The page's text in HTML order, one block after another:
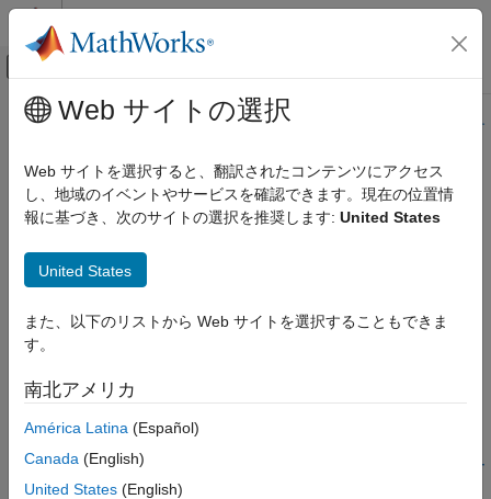
コンテンツへスキップ
オフキャンバス ナビゲーション メ
ドキュメンテーションのホーム
MATLAB Coder
コード生成
コード生成の構成
非有限数のサポート
項目一覧
プロパティ
プログラムでの使用
バージョン履歴
参考
メインコンテンツ
このページの内容は最新ではありません。最新版の英語を参照す
非有限数のサポート
非有限値のサポート
説明
アプリ構成ペイン:
構成オブジェクト:
coder.EmbeddedCodeConfig
非有限値のサポート。
整数オーバーフローまたは非有限のサポー
トの無効化 を参照してください。
Web サイトの選択
Web サイトを選択すると、翻訳されたコンテンツにアクセス
し、地域のイベントやサービスを確認できます。現在の位置情
報に基づき、次のサイトの選択を推奨します: United States
United States
また、以下のリストから Web サイトを選択することもできま
す。
南北アメリカ
América Latina (Español)
Canada (English)
United States (English)